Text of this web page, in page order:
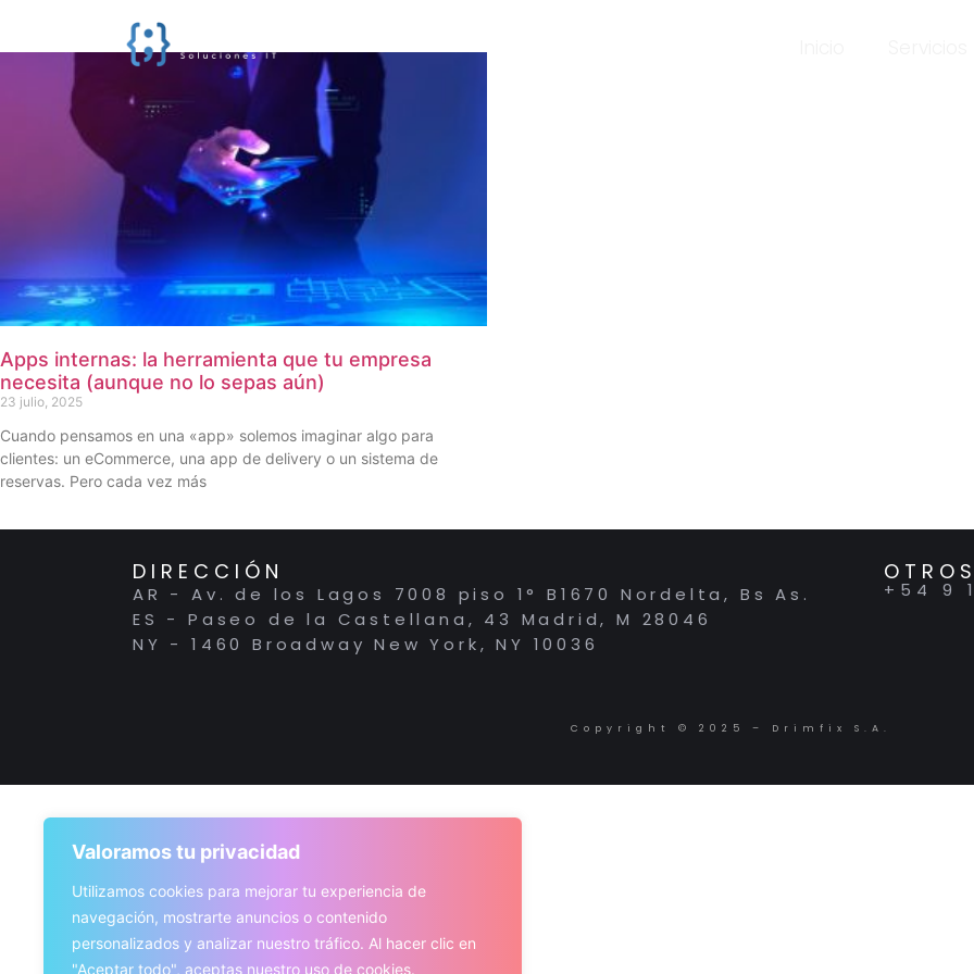
Valoramos tu privacidad
Utilizamos cookies para mejorar tu experiencia de
navegación, mostrarte anuncios o contenido
personalizados y analizar nuestro tráfico. Al hacer clic en
"Aceptar todo", aceptas nuestro uso de cookies.
Apps internas: la herramienta que tu empresa
necesita (aunque no lo sepas aún)
23 julio, 2025
Cuando pensamos en una «app» solemos imaginar algo para
clientes: un eCommerce, una app de delivery o un sistema de
reservas. Pero cada vez más
DIRECCIÓN
AR - Av. de los Lagos 7008 piso 1° B1670 Nordelta, Bs As.
ES - Paseo de la Castellana, 43 Madrid, M 28046
NY - 1460 Broadway New York, NY 10036
+54 9
Copyright © 2025 – Drimfix S.A.